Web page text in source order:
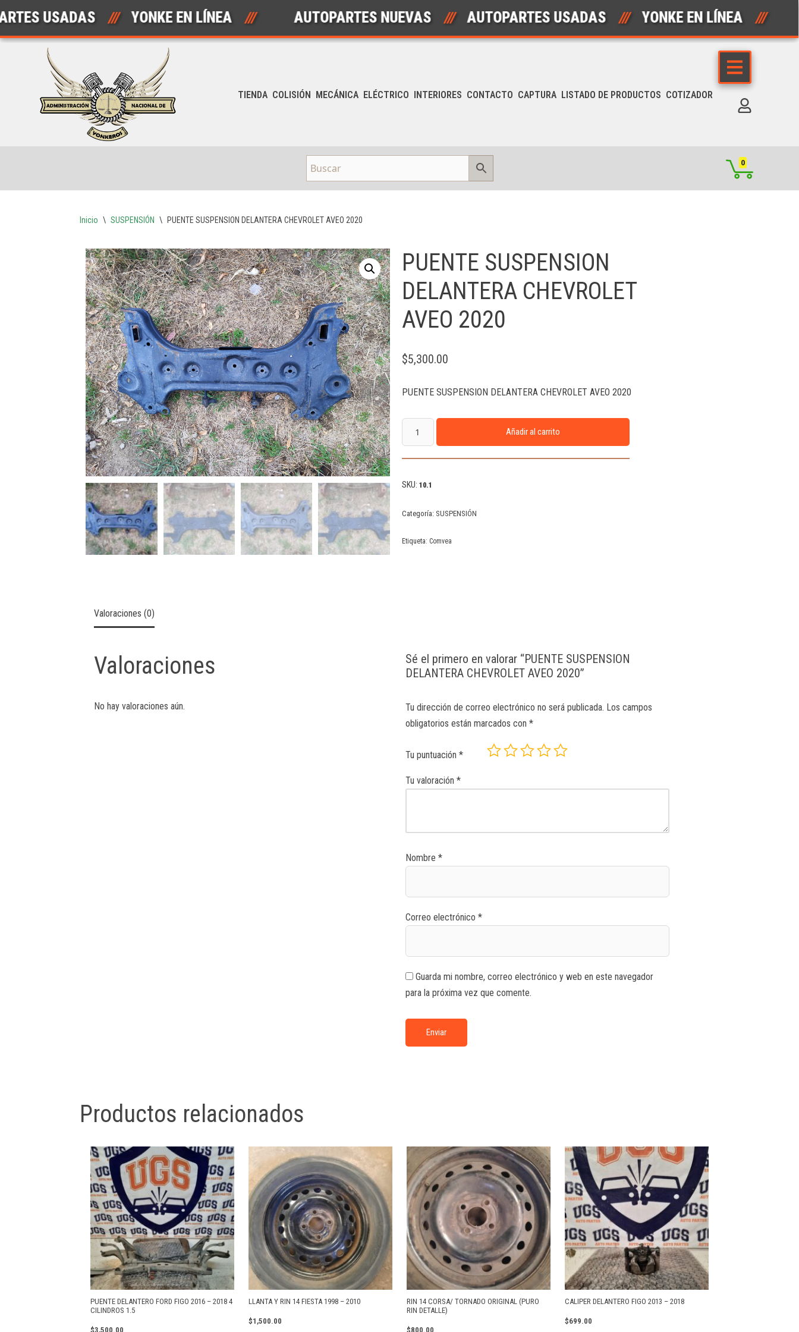
Saltar
USADAS /// YONKE EN LÍNEA /// AUTOPARTES NUEVAS /// AUTOPARTES USADAS /// YONKE EN LÍNEA ///
TIENDA COLISIÓN MECÁNICA ELÉCTRICO INTERIORES CONTACTO CAPTURA LISTADO DE PRODUCTOS COTIZADOR
0
Inicio \ SUSPENSIÓN \ PUENTE SUSPENSION DELANTERA CHEVROLET AVEO 2020
PUENTE SUSPENSION
DELANTERA CHEVROLET
AVEO 2020
$5,300.00
PUENTE SUSPENSION DELANTERA CHEVROLET AVEO 2020
Añadir al carrito
SKU: 10.1
Categoría: SUSPENSIÓN
Etiqueta: Comvea
Valoraciones (0)
Valoraciones
No hay valoraciones aún.
Sé el primero en valorar “PUENTE SUSPENSION
DELANTERA CHEVROLET AVEO 2020”
Tu dirección de correo electrónico no será publicada. Los campos
obligatorios están marcados con*
Tu puntuación*
Tu valoración*
Nombre*
Correo electrónico*
Guarda mi nombre, correo electrónico y web en este navegador
para la próxima vez que comente.
Productos relacionados
PUENTE DELANTERO FORD FIGO 2016 – 2018 4
CILINDROS 1.5
$3,500.00
LLANTA Y RIN 14 FIESTA 1998 – 2010
$1,500.00
RIN 14 CORSA/ TORNADO ORIGINAL (PURO
RIN DETALLE)
$800.00
CALIPER DELANTERO FIGO 2013 – 2018
$699.00